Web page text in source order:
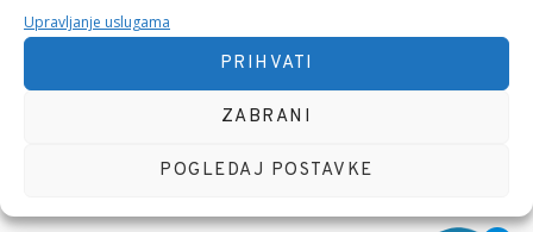
Upravljanje uslugama
PRIHVATI
ZABRANI
POGLEDAJ POSTAVKE
Vlada